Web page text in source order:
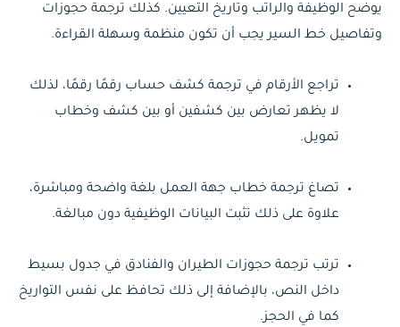
يوضح الوظيفة والراتب وتاريخ التعيين. كذلك ترجمة حجوزات
وتفاصيل خط السير يجب أن تكون منظمة وسهلة القراءة.
تراجع الأرقام في ترجمة كشف حساب رقمًا رقمًا، لذلك
لا يظهر تعارض بين كشفين أو بين كشف وخطاب
تمويل.
تصاغ ترجمة خطاب جهة العمل بلغة واضحة ومباشرة،
علاوة على ذلك تثبت البيانات الوظيفية دون مبالغة.
ترتب ترجمة حجوزات الطيران والفنادق في جدول بسيط
داخل النص، بالإضافة إلى ذلك تحافظ على نفس التواريخ
كما في الحجز.